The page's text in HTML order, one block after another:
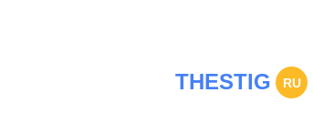
THESTIG RU